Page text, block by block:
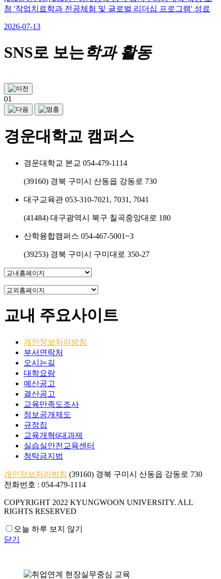
청 '작업치료학과 전공체험 및 글로벌 리더십 프로그램' 성료
2026-07-13
SNS로 보는학과 활동
01
경운대학교 캠퍼스
경운대학교 본교 054-479-1114
(39160) 경북 구미시 산동읍 강동로 730
대구교육관 053-310-7021, 7031, 7041
(41484) 대구광역시 북구 칠곡중앙대로 180
산학융합캠퍼스 054-467-5001~3
(39253) 경북 구미시 구미대로 350-27
교내 주요사이트
개인정보처리방침
부서연락처
오시는길
대학요람
예산공고
결산공고
교육만족도조사
정보공개제도
규정집
교육개혁6대과제
실습실안전교육센터
청탁금지법
개인정보처리방침 (39160) 경북 구미시 산동읍 강동로 730
전화번호 : 054-479-1114
COPYRIGHT 2022 KYUNGWOON UNIVERSITY. ALL
RIGHTS RESERVED
오늘 하루 보지 않기
닫기